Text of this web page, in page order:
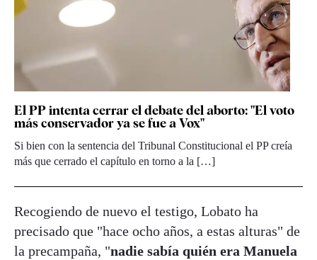
El PP intenta cerrar el debate del aborto: "El voto
más conservador ya se fue a Vox"
Si bien con la sentencia del Tribunal Constitucional el PP creía
más que cerrado el capítulo en torno a la […]
Recogiendo de nuevo el testigo, Lobato ha
precisado que "hace ocho años, a estas alturas" de
la precampaña, "nadie sabía quién era Manuela